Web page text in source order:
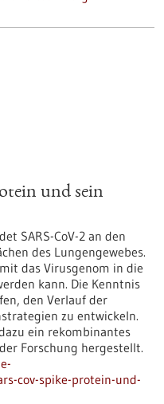
und sein
SARS-CoV-2 an den
des Lungengewebes.
das Virusgenom in die
kann. Die Kenntnis
den Verlauf der
zu entwickeln.
ein rekombinantes
Forschung hergestellt.
cov-spike-protein-und-